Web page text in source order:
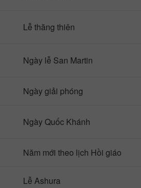
Lễ thăng thiên
Ngày lễ San Martin
Ngày giải phóng
Ngày Quốc Khánh
Năm mới theo lịch Hồi giáo
Lễ Ashura